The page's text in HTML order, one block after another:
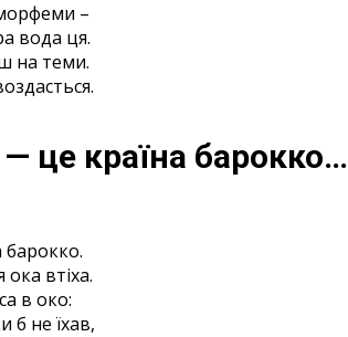
–
вода ця.
на теми.
це країна барокко…
втіха.
в око:
б не їхав,